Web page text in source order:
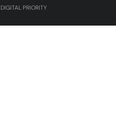
PRIORITY